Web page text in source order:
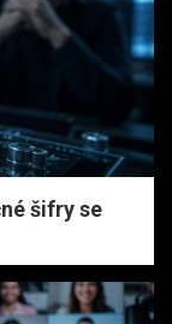
šifry se